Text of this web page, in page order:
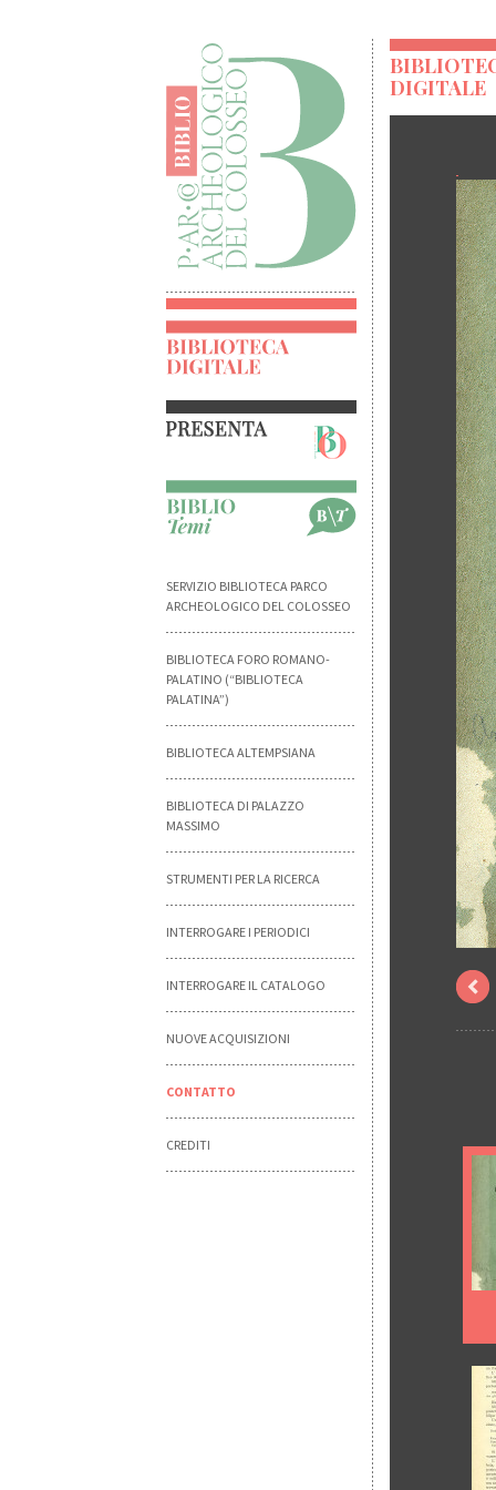
SERVIZIO BIBLIOTECA PARCO
ARCHEOLOGICO DEL COLOSSEO
BIBLIOTECA FORO ROMANO-
PALATINO (“BIBLIOTECA
PALATINA”)
BIBLIOTECA ALTEMPSIANA
BIBLIOTECA DI PALAZZO
MASSIMO
STRUMENTI PER LA RICERCA
INTERROGARE I PERIODICI
INTERROGARE IL CATALOGO
NUOVE ACQUISIZIONI
CONTATTO
CREDITI
DIGITALE